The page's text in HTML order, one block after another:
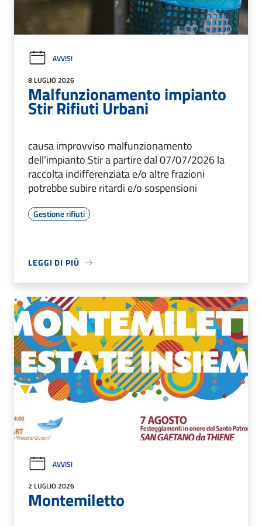
AVVISI
8 LUGLIO 2026
Malfunzionamento impianto
Stir Rifiuti Urbani
causa improvviso malfunzionamento
dell’impianto Stir a partire dal 07/07/2026 la
raccolta indifferenziata e/o altre frazioni
potrebbe subire ritardi e/o sospensioni
Gestione rifiuti
LEGGI DI PIÙ
AVVISI
2 LUGLIO 2026
Montemiletto